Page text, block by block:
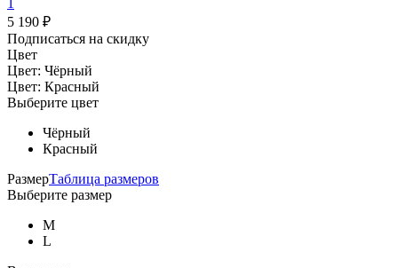
5 190 ₽
Подписаться на скидку
Цвет
Цвет: Чёрный
Цвет: Красный
Выберите цвет
Чёрный
Красный
РазмерТаблица размеров
Выберите размер
M
L